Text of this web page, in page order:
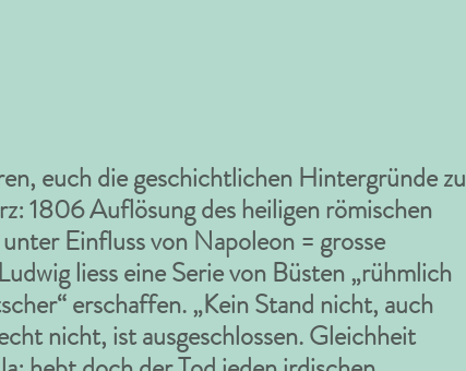
euch die geschichtlichen Hintergründe zu
1806 Auflösung des heiligen römischen
Einfluss von Napoleon = grosse
liess eine Serie von Büsten „rühmlich
erschaffen. „Kein Stand nicht, auch
nicht, ist ausgeschlossen. Gleichheit